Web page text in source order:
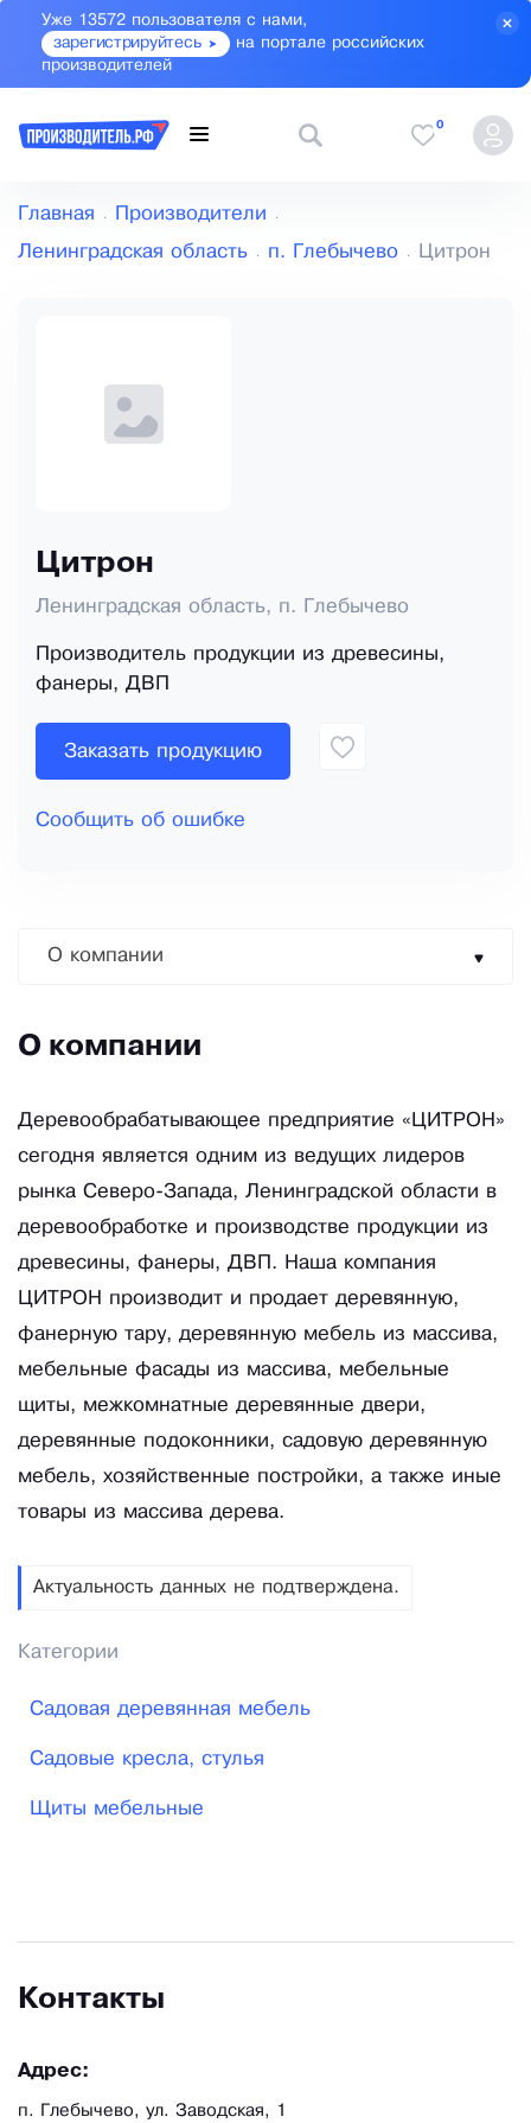
Уже 13572 пользователя с нами,
зарегистрируйтесь
на портале российских
производителей
0
Главная Производители
Ленинградская область п. Глебычево Цитрон
Цитрон
Ленинградская область, п. Глебычево
Производитель продукции из древесины,
фанеры, ДВП
Заказать продукцию
Сообщить об ошибке
О компании
О компании
Деревообрабатывающее предприятие «ЦИТРОН»
сегодня является одним из ведущих лидеров
рынка Северо-Запада, Ленинградской области в
деревообработке и производстве продукции из
древесины, фанеры, ДВП. Наша компания
ЦИТРОН производит и продает деревянную,
фанерную тару, деревянную мебель из массива,
мебельные фасады из массива, мебельные
щиты, межкомнатные деревянные двери,
деревянные подоконники, садовую деревянную
мебель, хозяйственные постройки, а также иные
товары из массива дерева.
Актуальность данных не подтверждена.
Категории
Садовая деревянная мебель
Садовые кресла, стулья
Щиты мебельные
Контакты
Адрес:
п. Глебычево, ул. Заводская, 1